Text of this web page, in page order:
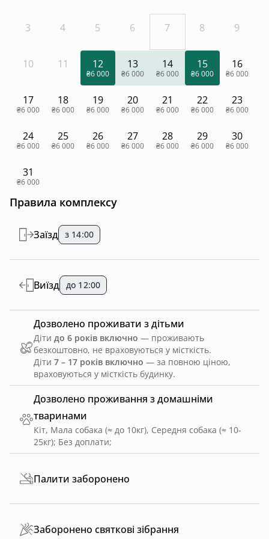
3 4 5 6 7 8 9
10 11 12
₴6 000
13
₴6 000
14
₴6 000
15
₴6 000
16
₴6 000
17
₴6 000
18
₴6 000
19
₴6 000
20
₴6 000
21
₴6 000
22
₴6 000
23
₴6 000
24
₴6 000
25
₴6 000
26
₴6 000
27
₴6 000
28
₴6 000
29
₴6 000
30
₴6 000
31
₴6 000
Правила комплексу
Дозволено проживання з домашніми
тваринами
Кіт, Мала собака (≈ до 10кг), Середня собака (≈ 10-
25кг); Без доплати;
Заїзд з 14:00
Виїзд до 12:00
Дозволено проживати з дітьми
Діти до 6 років включно — проживають
безкоштовно, не враховуються у місткість.
Діти 7 – 17 років включно — за повною ціною,
враховуються у місткість будинку.
Палити заборонено
Заборонено святкові зібрання